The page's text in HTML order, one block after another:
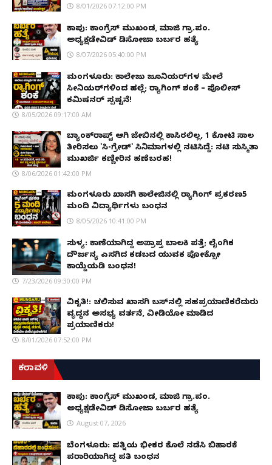
8/01/2026 07:12:00 PM
ಕಾಪು: ಕಾಂಗ್ರೆಸ್ ಮುಖಂಡ, ಮಾಜಿ ಗ್ರಾ.ಪಂ.
ಅಧ್ಯಕ್ಷಡೇವಿಡ್ ಡಿಸೋಜಾ ಬರ್ಬರ ಹತ್ಯೆ
8/07/2026 05:40:00 PM
ಮಂಗಳೂರು: ಕಾಲೇಜು ಜೂನಿಯರ್‌ಗಳ ಮೇಲೆ
ಸೀನಿಯರ್‌ಗಳಿಂದ ಹಲ್ಲೆ; ರ‌್ಯಾಗಿಂಗ್ ಶಂಕೆ – ಪೊಲೀಸ್
ಕಮಿಷನರ್ ಸ್ಪಷ್ಟನೆ!
8/05/2026 09:17:00 AM
ಬ್ಯಾಂಕ್‌ರಾಪ್ಟ್‌ ಆಗಿ ಜೇಬಿನಲ್ಲಿ ಕಾಸಿರಲಿಲ್ಲ, ₹1 ಕೋಟಿ ಸಾಲ
ತೀರಿಸಲು 'ಸಿ-ಗ್ರೇಡ್' ಸಿನಿಮಾಗಳಲ್ಲಿ ನಟಿಸಿದ್ದೆ: ನಟಿ ಸುಸ್ಮಿತಾ
ಮುಖರ್ಜಿ ಕಣ್ಣೀರಿನ ಹಣೆಬರಹ!
8/06/2026 01:42:00 PM
ಮಂಗಳೂರು ಖಾಸಗಿ ಕಾಲೇಜಿನಲ್ಲಿ ರ‌್ಯಾಗಿಂಗ್ ಪ್ರಕರಣ5
ಮಂದಿ ವಿದ್ಯಾರ್ಥಿಗಳು ಬಂಧನ
8/05/2026 10:41:00 PM
ಸುಳ್ಯ: ಕಾಣೆಯಾಗಿದ್ದ ಅಪ್ರಾಪ್ತ ಬಾಲಕಿ ಪತ್ತೆ; ಲೈಂಗಿಕ
ದೌರ್ಜನ್ಯ ಎಸಗಿದ ಕಡಬದ ಯುವಕ ಪೋಕ್ಸೋ
ಕಾಯ್ದೆಯಡಿ ಬಂಧನ!
7/23/2026 09:30:00 PM
ವಿಕೃತಿ!: ಚಲಿಸುವ ಖಾಸಗಿ ಬಸ್‌ನಲ್ಲಿ ಸಹಪ್ರಯಾಣಿಕರೆದುರು
ವೃದ್ಧನ ಅಸಭ್ಯ ವರ್ತನೆ, ವೀಡಿಯೋ ಮಾಡಿದ
ಪ್ರಯಾಣಿಕರು!
8/01/2026 07:52:00 PM
ಕರಾವಳಿ
ಕಾಪು: ಕಾಂಗ್ರೆಸ್ ಮುಖಂಡ, ಮಾಜಿ ಗ್ರಾ.ಪಂ.
ಅಧ್ಯಕ್ಷಡೇವಿಡ್ ಡಿಸೋಜಾ ಬರ್ಬರ ಹತ್ಯೆ
August 07, 2026
ಬೆಂಗಳೂರು: ಪತ್ನಿಯ ಭೀಕರ ಕೊಲೆ ನಡೆಸಿ ಬಿಹಾರಕ್ಕೆ
ಪರಾರಿಯಾಗಿದ್ದ ಪತಿ ಬಂಧನ